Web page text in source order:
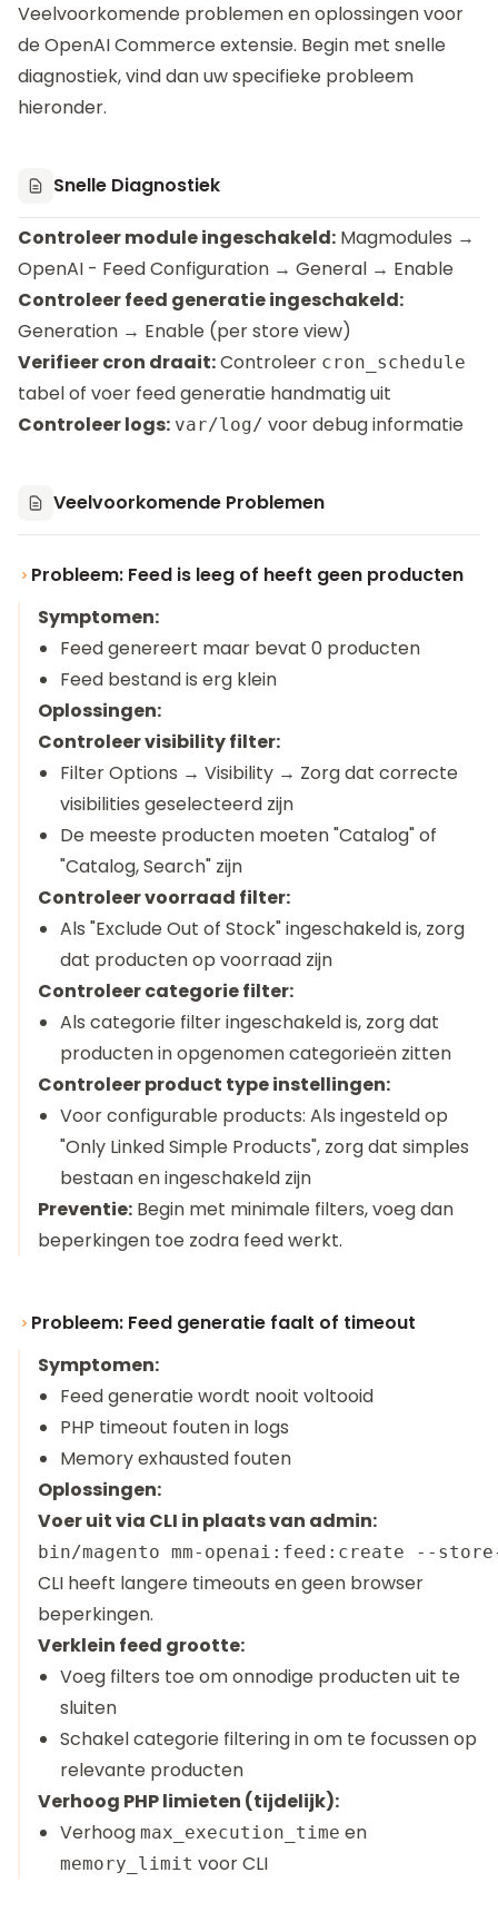
Veelvoorkomende problemen en oplossingen voor
deOpenAI Commerceextensie. Begin met snelle
diagnostiek, vind dan uw specifieke probleem
hieronder.
Snelle Diagnostiek
Controleer module ingeschakeld: Magmodules →
OpenAI - Feed Configuration → General → Enable
Controleer feed generatie ingeschakeld:
Generation → Enable (per store view)
Verifieer cron draait:Controleer cron_schedule
tabel of voer feed generatie handmatig uit
Controleer logs: var/log/ voor debug informatie
Veelvoorkomende Problemen
Probleem: Feed is leeg of heeft geen producten
Symptomen:
Feed genereert maar bevat 0 producten
Feed bestand is erg klein
Oplossingen:
Controleer visibility filter:
Filter Options → Visibility → Zorg dat correcte
visibilities geselecteerd zijn
De meeste producten moeten "Catalog" of
"Catalog, Search" zijn
Controleer voorraad filter:
Als "Exclude Out of Stock" ingeschakeld is, zorg
dat producten op voorraad zijn
Controleer categorie filter:
Als categorie filter ingeschakeld is, zorg dat
producten in opgenomen categorieën zitten
Controleer product type instellingen:
Voor configurable products: Als ingesteld op
"Only Linked Simple Products", zorg dat simples
bestaan en ingeschakeld zijn
Preventie: Begin met minimale filters, voeg dan
beperkingen toe zodra feed werkt.
Probleem: Feed generatie faalt of timeout
Symptomen:
Feed generatie wordt nooit voltooid
PHP timeout fouten in logs
Memory exhausted fouten
Oplossingen:
Voer uit via CLI in plaats van admin:
CLI heeft langere timeouts en geen browser
beperkingen.
Verklein feed grootte:
Voeg filters toe om onnodige producten uit te
sluiten
Schakel categorie filtering in om te focussen op
relevante producten
Verhoog PHP limieten (tijdelijk):
Verhoog max_execution_time en
memory_limit voor CLI